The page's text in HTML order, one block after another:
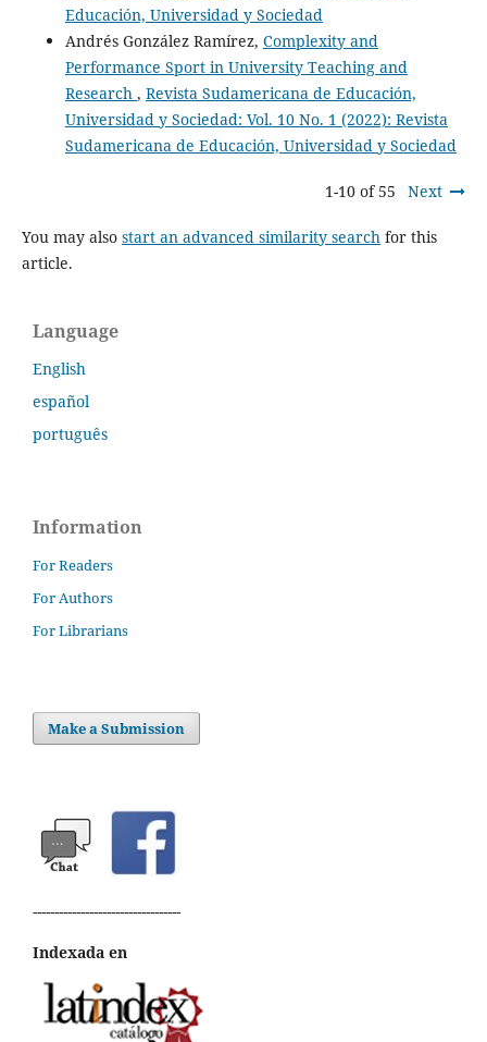
Educación, Universidad y Sociedad
Andrés González Ramírez, Complexity and
Performance Sport in University Teaching and
Research , Revista Sudamericana de Educación,
Universidad y Sociedad: Vol. 10 No. 1 (2022): Revista
Sudamericana de Educación, Universidad y Sociedad
1-10 of 55 Next
You may also start an advanced similarity search for this
article.
Language
English
español
português
Information
For Readers
For Authors
For Librarians
Make a Submission
----------------------------------
Indexada en